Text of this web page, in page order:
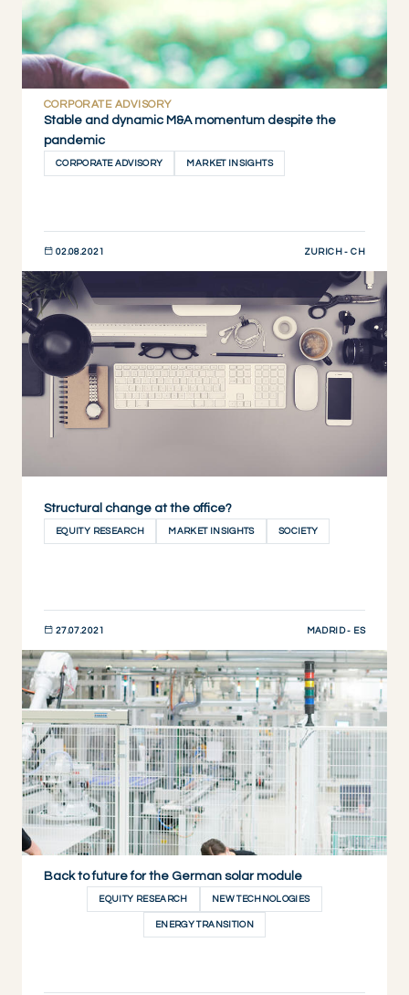
CORPORATE ADVISORY
Stable and dynamic M&A momentum despite the
pandemic
CORPORATE ADVISORY MARKET INSIGHTS
02.08.2021 ZURICH - CH
DESCUBRIR AHORA
Structural change at the office?
EQUITY RESEARCH MARKET INSIGHTS SOCIETY
27.07.2021 MADRID - ES
DESCUBRIR AHORA
Back to future for the German solar module
EQUITY RESEARCH NEW TECHNOLOGIES
ENERGY TRANSITION